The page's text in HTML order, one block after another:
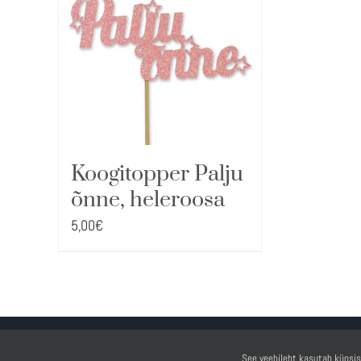
Koogitopper Palju
õnne, heleroosa
5,00€
See veebileht kasutab